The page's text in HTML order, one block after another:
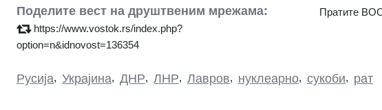
Поделите вест на друштвеним мрежама:
https://www.vostok.rs/index.php?
option=n&idnovost=136354
Пратите
Русија, Украјина, ДНР, ЛНР, Лавров, нуклеарно, сукоби, рат